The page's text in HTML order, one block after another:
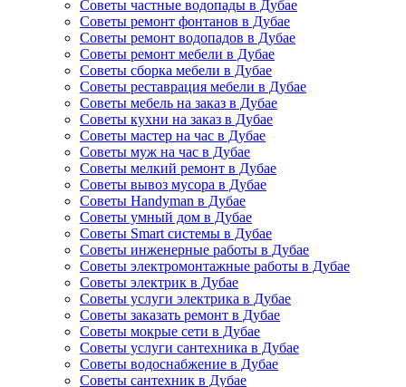
Советы частные водопады в Дубае
Советы ремонт фонтанов в Дубае
Советы ремонт водопадов в Дубае
Советы ремонт мебели в Дубае
Советы сборка мебели в Дубае
Советы реставрация мебели в Дубае
Советы мебель на заказ в Дубае
Советы кухни на заказ в Дубае
Советы мастер на час в Дубае
Советы муж на час в Дубае
Советы мелкий ремонт в Дубае
Советы вывоз мусора в Дубае
Советы Handyman в Дубае
Советы умный дом в Дубае
Советы Smart системы в Дубае
Советы инженерные работы в Дубае
Советы электромонтажные работы в Дубае
Советы электрик в Дубае
Советы услуги электрика в Дубае
Советы заказать ремонт в Дубае
Советы мокрые сети в Дубае
Советы услуги сантехника в Дубае
Советы водоснабжение в Дубае
Советы сантехник в Дубае